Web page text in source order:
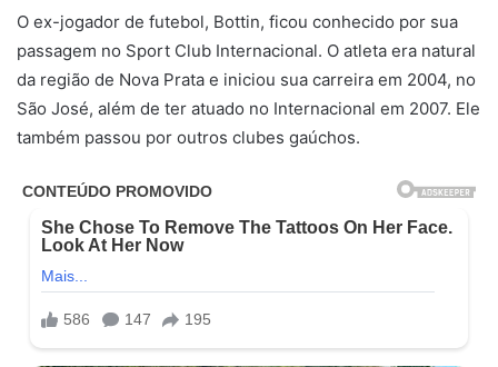
O ex-jogador de futebol, Bottin, ficou conhecido por sua
passagem no Sport Club Internacional. O atleta era natural
da região de Nova Prata e iniciou sua carreira em 2004, no
São José, além de ter atuado no Internacional em 2007. Ele
também passou por outros clubes gaúchos.